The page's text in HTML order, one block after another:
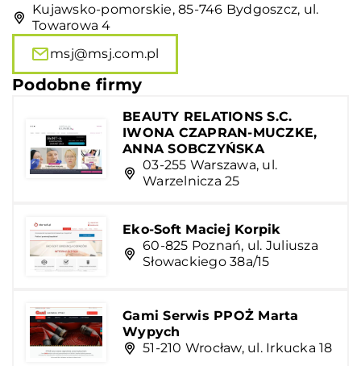
Kujawsko-pomorskie, 85-746 Bydgoszcz, ul.
Towarowa 4
msj@msj.com.pl
Podobne firmy
BEAUTY RELATIONS S.C.
IWONA CZAPRAN-MUCZKE,
ANNA SOBCZYŃSKA
03-255 Warszawa, ul.
Warzelnicza 25
Eko-Soft Maciej Korpik
60-825 Poznań, ul. Juliusza
Słowackiego 38a/15
Gami Serwis PPOŻ Marta
Wypych
51-210 Wrocław, ul. Irkucka 18